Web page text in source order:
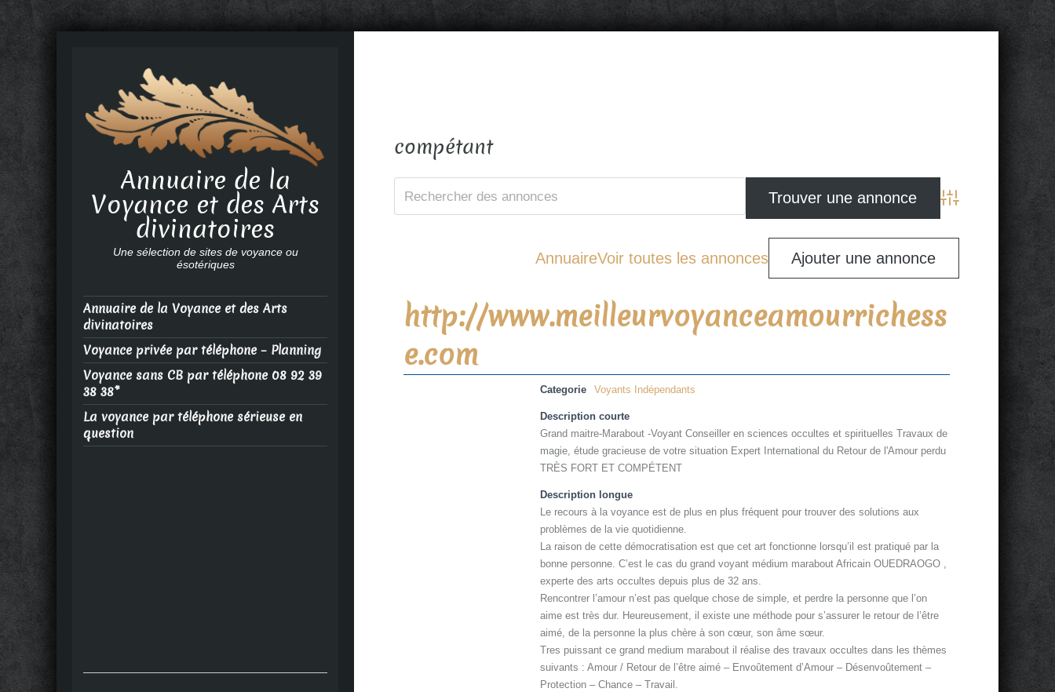
compétant
Advanced Search
AnnuaireVoir toutes les annonces Ajouter une annonce
http://www.meilleurvoyanceamourrichess
e.com
Categorie Voyants Indépendants
Description courte
Grand maitre-Marabout -Voyant Conseiller en sciences occultes et spirituelles Travaux de
magie, étude gracieuse de votre situation Expert International du Retour de l'Amour perdu
TRÈS FORT ET COMPÉTENT
Description longue
Le recours à la voyance est de plus en plus fréquent pour trouver des solutions aux
problèmes de la vie quotidienne.
La raison de cette démocratisation est que cet art fonctionne lorsqu’il est pratiqué par la
bonne personne. C’est le cas du grand voyant médium marabout Africain OUEDRAOGO ,
experte des arts occultes depuis plus de 32 ans.
Rencontrer l’amour n’est pas quelque chose de simple, et perdre la personne que l’on
aime est très dur. Heureusement, il existe une méthode pour s’assurer le retour de l’être
aimé, de la personne la plus chère à son cœur, son âme sœur.
Tres puissant ce grand medium marabout il réalise des travaux occultes dans les thèmes
suivants : Amour / Retour de l’être aimé – Envoûtement d’Amour – Désenvoûtement –
Protection – Chance – Travail.
Annuaire de la
Voyance et des Arts
divinatoires
Une sélection de sites de voyance ou
ésotériques
Annuaire de la Voyance et des Arts
divinatoires
Voyance privée par téléphone – Planning
Voyance sans CB par téléphone 08 92 39
38 38*
La voyance par téléphone sérieuse en
question